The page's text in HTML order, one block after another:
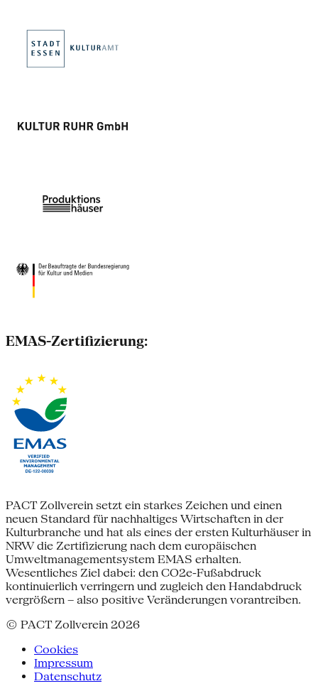
EMAS-Zertifizierung:
PACT Zollverein setzt ein starkes Zeichen und einen
neuen Standard für nachhaltiges Wirtschaften in der
Kulturbranche und hat als eines der ersten Kulturhäuser in
NRW die Zertifizierung nach dem europäischen
Umweltmanagementsystem EMAS erhalten.
Wesentliches Ziel dabei: den CO2e-Fußabdruck
kontinuierlich verringern und zugleich den Handabdruck
vergrößern – also positive Veränderungen vorantreiben.
© PACT Zollverein 2026
Cookies
Impressum
Datenschutz